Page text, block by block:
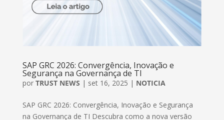
SAP GRC 2026: Convergência, Inovação e
Segurança na Governança de TI
por TRUST NEWS | set 16, 2025 | NOTICIA
SAP GRC 2026: Convergência, Inovação e Segurança
na Governança de TI Descubra como a nova versão